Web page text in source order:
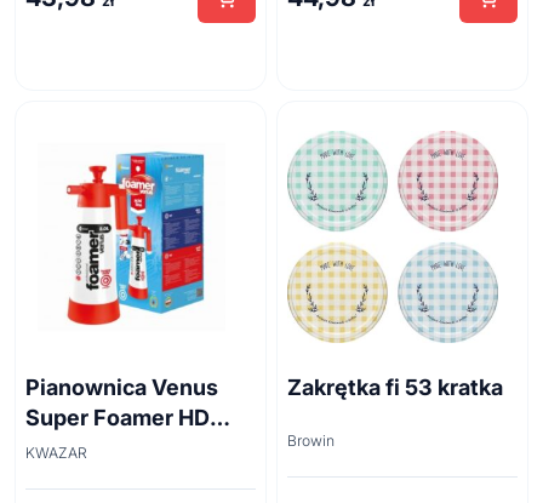
Pianownica Venus
Super Foamer HD
acid line 2L
KWAZAR
Zakrętka fi 53 kratka
Browin